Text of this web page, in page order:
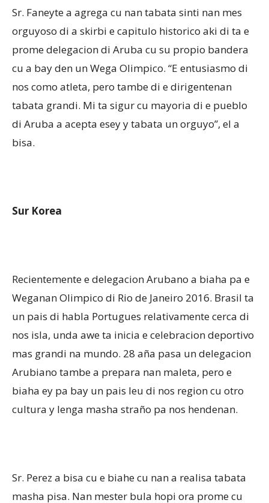
Sr. Faneyte a agrega cu nan tabata sinti nan mes
orguyoso di a skirbi e capitulo historico aki di ta e
prome delegacion di Aruba cu su propio bandera
cu a bay den un Wega Olimpico. “E entusiasmo di
nos como atleta, pero tambe di e dirigentenan
tabata grandi. Mi ta sigur cu mayoria di e pueblo
di Aruba a acepta esey y tabata un orguyo”, el a
bisa.
Sur Korea
Recientemente e delegacion Arubano a biaha pa e
Weganan Olimpico di Rio de Janeiro 2016. Brasil ta
un pais di habla Portugues relativamente cerca di
nos isla, unda awe ta inicia e celebracion deportivo
mas grandi na mundo. 28 aña pasa un delegacion
Arubiano tambe a prepara nan maleta, pero e
biaha ey pa bay un pais leu di nos region cu otro
cultura y lenga masha straño pa nos hendenan.
Sr. Perez a bisa cu e biahe cu nan a realisa tabata
masha pisa. Nan mester bula hopi ora prome cu